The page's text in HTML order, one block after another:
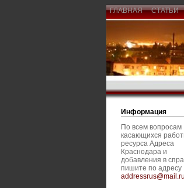
ГЛАВНАЯ СТАТЬИ
Информация
По всем вопросам
касающихся
ресурса Адреса
Краснодара и
добавления в
пишите по адресу
addressrus@mail.ru